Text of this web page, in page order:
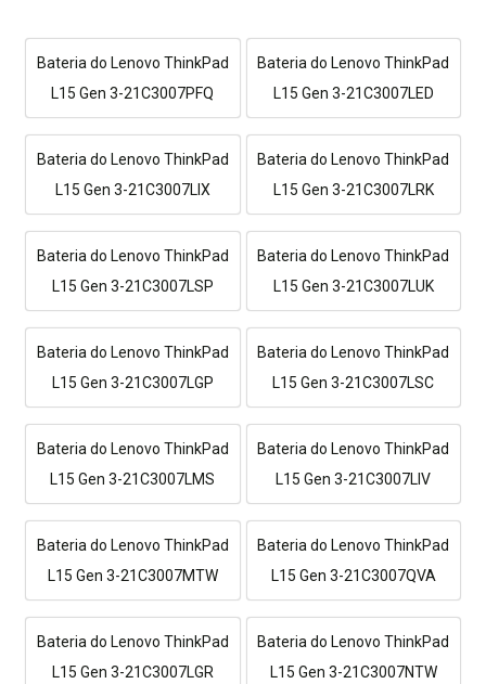
Bateria do Lenovo ThinkPad
L15 Gen 3-21C3007PFQ
Bateria do Lenovo ThinkPad
L15 Gen 3-21C3007LED
Bateria do Lenovo ThinkPad
L15 Gen 3-21C3007LIX
Bateria do Lenovo ThinkPad
L15 Gen 3-21C3007LRK
Bateria do Lenovo ThinkPad
L15 Gen 3-21C3007LSP
Bateria do Lenovo ThinkPad
L15 Gen 3-21C3007LUK
Bateria do Lenovo ThinkPad
L15 Gen 3-21C3007LGP
Bateria do Lenovo ThinkPad
L15 Gen 3-21C3007LSC
Bateria do Lenovo ThinkPad
L15 Gen 3-21C3007LMS
Bateria do Lenovo ThinkPad
L15 Gen 3-21C3007LIV
Bateria do Lenovo ThinkPad
L15 Gen 3-21C3007MTW
Bateria do Lenovo ThinkPad
L15 Gen 3-21C3007QVA
Bateria do Lenovo ThinkPad
L15 Gen 3-21C3007LGR
Bateria do Lenovo ThinkPad
L15 Gen 3-21C3007NTW